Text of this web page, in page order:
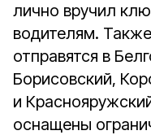
лично вручил
водителям.
отправятся в
Борисовский,
и
оснащены